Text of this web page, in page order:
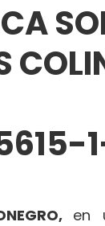
en